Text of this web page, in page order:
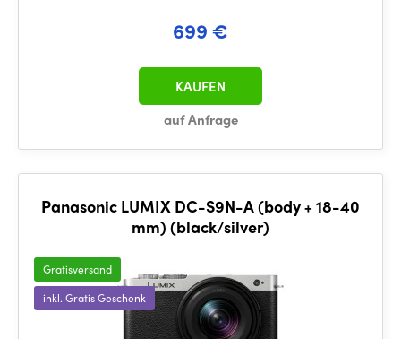
699 €
auf Anfrage
KAUFEN
Panasonic LUMIX DC-S9N-A (body + 18-40
mm) (black/silver)
Gratisversand
inkl. Gratis Geschenk